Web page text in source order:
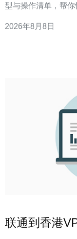
型与操作清单，帮你快速
DDoS防护能力、
2026年8月8日
联通到香港